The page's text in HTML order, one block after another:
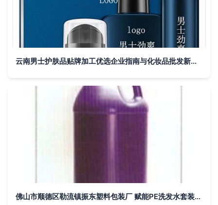
云南男士护肤品贴牌加工优选企业指南与化妆品批发新机遇
佛山市顺德区勒流镇振东塑料包装厂 赋能PE洗发水套装系列的专业化妆品包装供应商